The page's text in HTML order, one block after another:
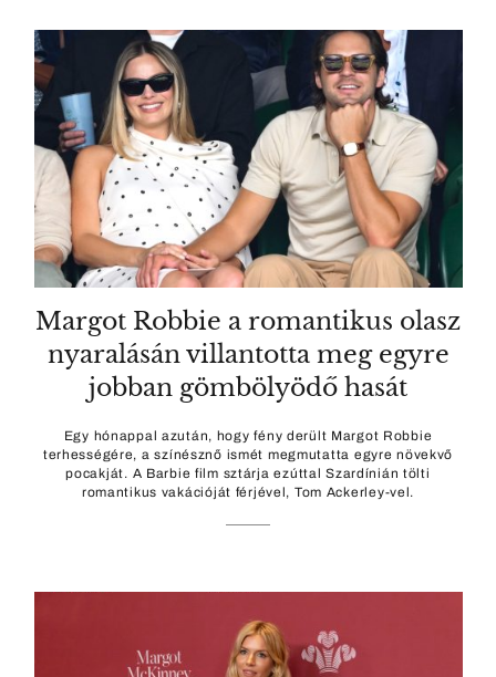
Margot Robbie a romantikus olasz
nyaralásán villantotta meg egyre
jobban gömbölyödő hasát
Egy hónappal azután, hogy fény derült Margot Robbie
terhességére, a színésznő ismét megmutatta egyre növekvő
pocakját. A Barbie film sztárja ezúttal Szardínián tölti
romantikus vakációját férjével, Tom Ackerley-vel.